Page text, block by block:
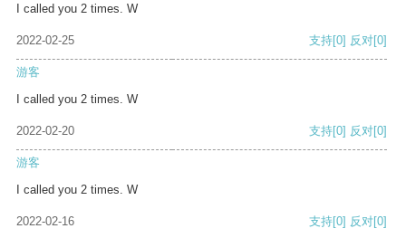
I called you 2 times. W
2022-02-25 支持[0] 反对[0]
游客
I called you 2 times. W
2022-02-20 支持[0] 反对[0]
游客
I called you 2 times. W
2022-02-16 支持[0] 反对[0]